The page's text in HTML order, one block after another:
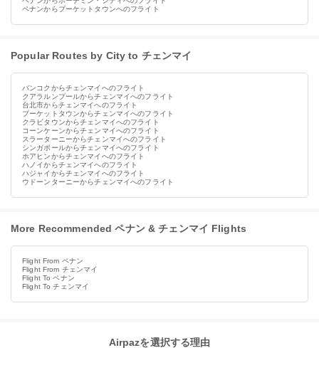
ペナンからプーケットタウンへのフライト
Popular Routes by City to チェンマイ
バンコクからチェンマイへのフライト
クアラルンプールからチェンマイへのフライト
台北市からチェンマイへのフライト
プーケットタウンからチェンマイへのフライト
クラビタウンからチェンマイへのフライト
コーンケーンからチェンマイへのフライト
スラーターニーからチェンマイへのフライト
シンガポールからチェンマイへのフライト
ホアヒンからチェンマイへのフライト
ハノイからチェンマイへのフライト
ハジャイからチェンマイへのフライト
ウドーンターニーからチェンマイへのフライト
More Recommended ペナン & チェンマイ Flights
Flight From ペナン
Flight From チェンマイ
Flight To ペナン
Flight To チェンマイ
Airpazを選択する理由